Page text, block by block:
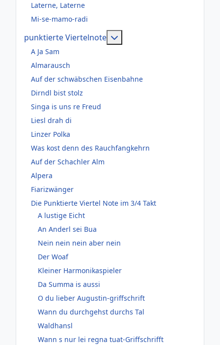
Laterne, Laterne
Mi-se-mamo-radi
punktierte Viertelnote
A Ja Sam
Almarausch
Auf der schwäbschen Eisenbahne
Dirndl bist stolz
Singa is uns re Freud
Liesl drah di
Linzer Polka
Was kost denn des Rauchfangkehrn
Auf der Schachler Alm
Alpera
Fiarizwänger
Die Punktierte Viertel Note im 3/4 Takt
A lustige Eicht
An Anderl sei Bua
Nein nein nein aber nein
Der Woaf
Kleiner Harmonikaspieler
Da Summa is aussi
O du lieber Augustin-griffschrift
Wann du durchgehst durchs Tal
Waldhansl
Wann s nur lei regna tuat-Griffschrifft